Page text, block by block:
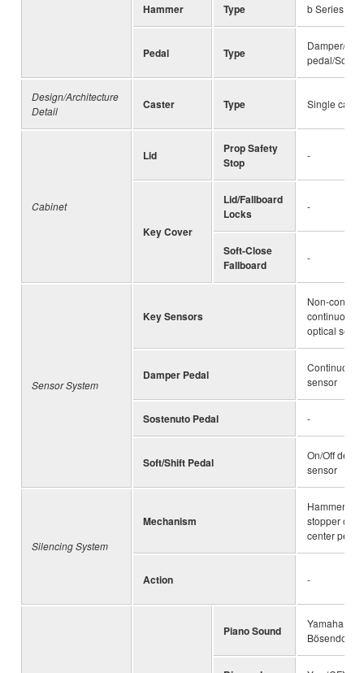
Hammer Type b Series
Pedal Type
Damper/
pedal/Soft
Design/Architecture
Detail
Caster Type Single caster
Cabinet
Lid
Prop Safety
Stop
-
Key Cover
Lid/Fallboard
Locks
-
Soft-Close
Fallboard
-
Sensor System
Key Sensors
Non-contact
continuous
optical
Damper Pedal
Continuous
sensor
Sostenuto Pedal -
Soft/Shift Pedal
On/Off
sensor
Silencing System
Mechanism
Hammer
stopper
center pedal
Action -
Piano Sound
Yamaha